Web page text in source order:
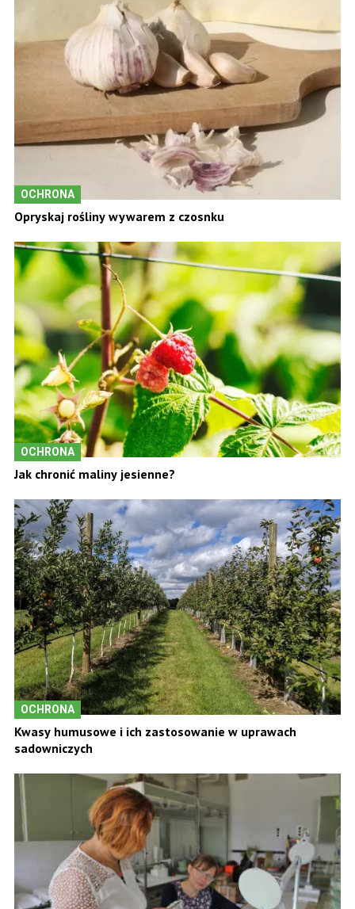
OCHRONA
Opryskaj rośliny wywarem z czosnku
OCHRONA
Jak chronić maliny jesienne?
OCHRONA
Kwasy humusowe i ich zastosowanie w uprawach
sadowniczych